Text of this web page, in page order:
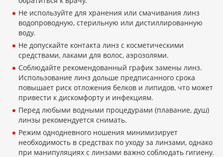
Не используйте для хранения или смачивания линз
водопроводную, стерильную или дистиллированную
воду.
Не допускайте контакта линз с косметическими
средствами, лаками для волос, аэрозолями.
Соблюдайте рекомендованный график замены линз.
Использование линз дольше предписанного срока
повышает риск отложения белков и липидов, что может
привести к дискомфорту и инфекциям.
Перед любыми водными процедурами (плавание, душ)
линзы рекомендуется снимать.
Режим однодневного ношения минимизирует
необходимость в средствах по уходу за линзами, однако
при манипуляциях с линзами важно соблюдать гигиену.